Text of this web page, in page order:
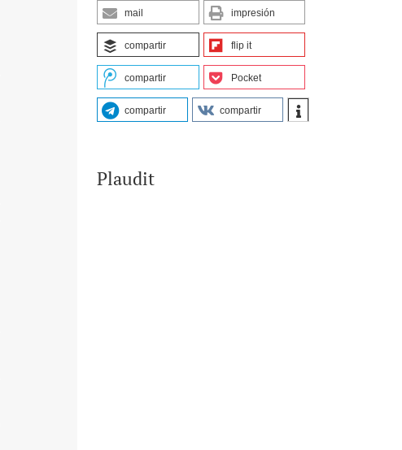
mail impresión
compartir flip it
compartir Pocket
compartir compartir
Plaudit